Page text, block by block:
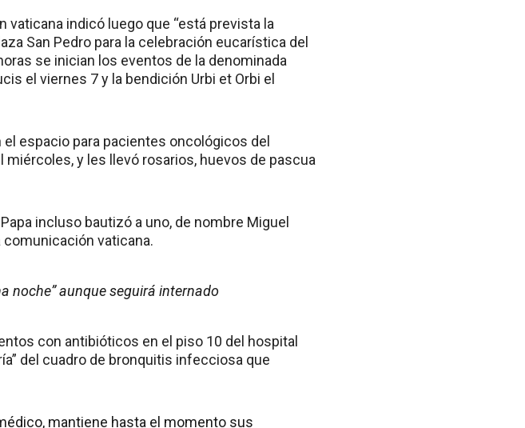
vaticana indicó luego que “está prevista la
San Pedro para la celebración eucarística del
se inician los eventos de la denominada
el viernes 7 y la bendición Urbi et Orbi el
espacio para pacientes oncológicos del
y les llevó rosarios, huevos de pascua
incluso bautizó a uno, de nombre Miguel
vaticana.
noche” aunque seguirá internado
con antibióticos en el piso 10 del hospital
del cuadro de bronquitis infecciosa que
mantiene hasta el momento sus